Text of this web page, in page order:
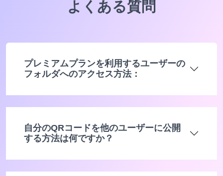
よくある質問
プレミアムプランを利用するユーザーの
フォルダへのアクセス方法：
自分のQRコードを他のユーザーに公開
する方法は何ですか？